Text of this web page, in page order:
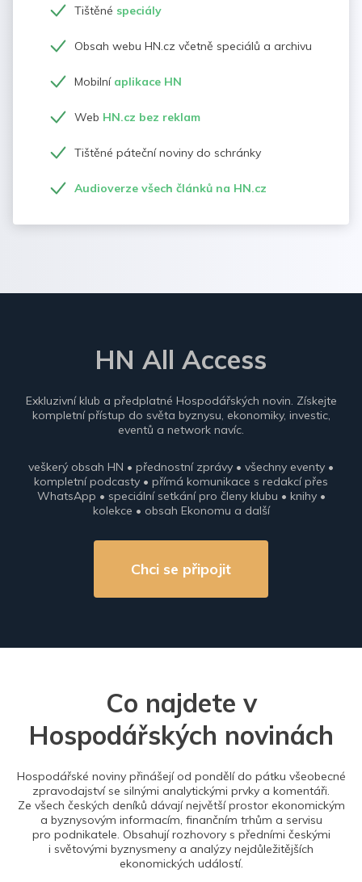
Tištěné speciály
Obsah webu HN.cz včetně speciálů a archivu
Mobilní aplikace HN
Web HN.cz bez reklam
Tištěné páteční noviny do schránky
Audioverze všech článků na HN.cz
HN All Access
Exkluzivní klub a předplatné Hospodářských novin. Získejte
kompletní přístup do světa byznysu, ekonomiky, investic,
eventů a network navíc.
veškerý obsah HN • přednostní zprávy • všechny eventy •
kompletní podcasty • přímá komunikace s redakcí přes
WhatsApp • speciální setkání pro členy klubu • knihy •
kolekce • obsah Ekonomu a další
Chci se připojit
Co najdete v
Hospodářských novinách
Hospodářské noviny přinášejí od pondělí do pátku všeobecné
zpravodajství se silnými analytickými prvky a komentáři.
Ze všech českých deníků dávají největší prostor ekonomickým
a byznysovým informacím, finančním trhům a servisu
pro podnikatele. Obsahují rozhovory s předními českými
i světovými byznysmeny a analýzy nejdůležitějších
ekonomických událostí.